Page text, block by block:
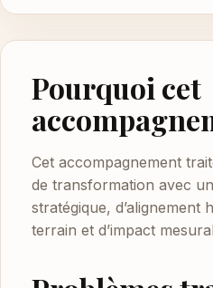
Pourquoi cet
Cet accompagnement
de transformation avec
stratégique, d’alignement
terrain et d’impact